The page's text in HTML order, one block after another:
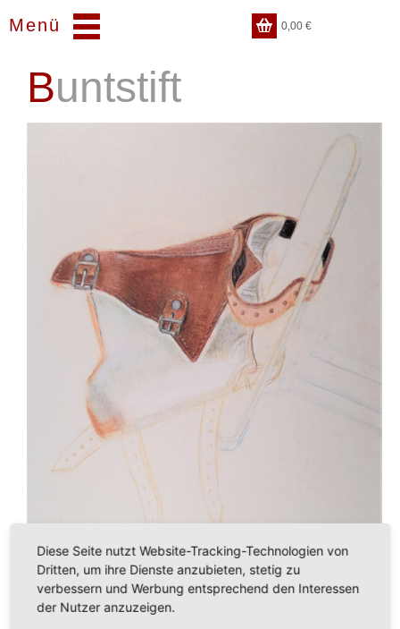
Menü 0,00€
Buntstift
Diese Seite nutzt Website-Tracking-Technologien von
Dritten, um ihre Dienste anzubieten, stetig zu
verbessern und Werbung entsprechend den Interessen
der Nutzer anzuzeigen.